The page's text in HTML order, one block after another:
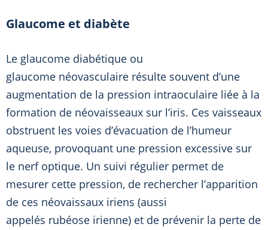
Glaucome et diabète
Le glaucome diabétique ou
glaucome néovasculaire résulte souvent d’une
augmentation de la pression intraoculaire liée à la
formation de néovaisseaux sur l’iris. Ces vaisseaux
obstruent les voies d’évacuation de l’humeur
aqueuse, provoquant une pression excessive sur
le nerf optique. Un suivi régulier permet de
mesurer cette pression, de rechercher l’apparition
de ces néovaissaux iriens (aussi
appelés rubéose irienne) et de prévenir la perte de